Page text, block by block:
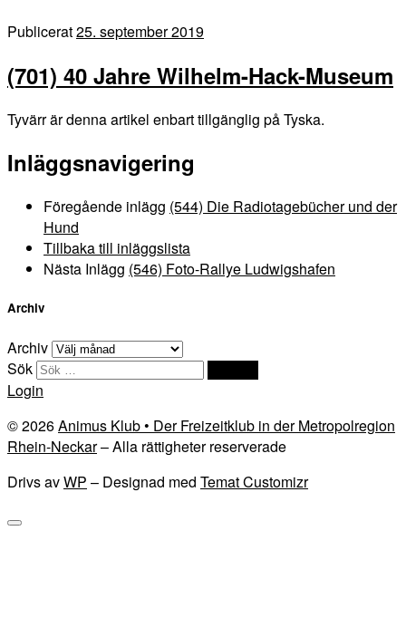
Publicerat25. september 2019
(701) 40 Jahre Wilhelm-Hack-Museum
Tyvärr är denna artikel enbart tillgänglig på Tyska.
Inläggsnavigering
Föregående inlägg (544) Die Radiotagebücher und der
Hund
Tillbaka till inläggslista
Nästa Inlägg (546) Foto-Rallye Ludwigshafen
Archiv
Archiv
Sök
Login
© 2026Animus Klub • Der Freizeitklub in der Metropolregion
Rhein-Neckar– Alla rättigheter reserverade
Drivs avWP – Designad med Temat Customizr